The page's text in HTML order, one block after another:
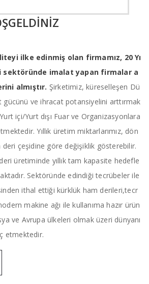
ilke edinmiş olan firmamız, 20 Yı
sektöründe imalat yapan firmalar a
almıştır. Şirketimiz, küreselleşen Dü
gücünü ve ihracat potansiyelini arttırmak
içi/Yurt dışı Fuar ve Organizasyonlara
Yıllık üretim miktarlarımız, dön
çeşidine göre değişiklik gösterebilir.
üretiminde yıllık tam kapasite hedefle
Sektöründe edindiği tecrübeler ile
ithal ettiği kürklük ham derileri,tecr
makine ağı ile kullanıma hazır ürün
ve Avrupa ülkeleri olmak üzeri dünyanı
etmektedir.